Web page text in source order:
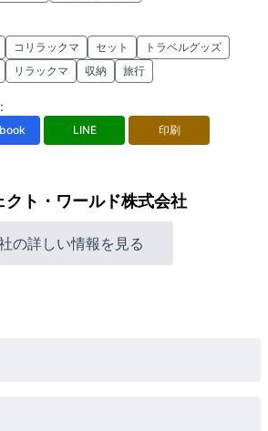
コリラックマ セット
トラベルグッズ
リラックマ 収納 旅行
:
LINE 印刷
クト・ワールド株式会社
の詳しい情報を見る